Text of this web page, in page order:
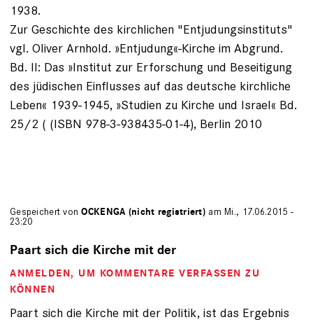
1938.
Zur Geschichte des kirchlichen "Entjudungsinstituts"
vgl. Oliver Arnhold. »Entjudung«-Kirche im Abgrund.
Bd. II: Das »Institut zur Erforschung und Beseitigung
des jüdischen Einflusses auf das deutsche kirchliche
Leben« 1939-1945, »Studien zu Kirche und Israel« Bd.
25/2 ( (ISBN 978-3-938435-01-4), Berlin 2010
Gespeichert vonOCKENGA (nicht registriert) am Mi., 17.06.2015 -
23:20
Paart sich die Kirche mit der
ANMELDEN, UM KOMMENTARE VERFASSEN ZU
KÖNNEN
Paart sich die Kirche mit der Politik, ist das Ergebnis